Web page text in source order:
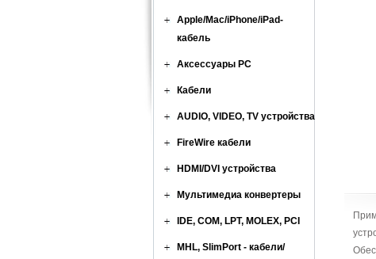
Apple/Mac/iPhone/iPad-
кабель
Аксессуары PC
Кабели
AUDIO, VIDEO, TV устройства
FireWire кабели
HDMI/DVI устройства
Мультимедиа конвертеры
IDE, COM, LPT, MOLEX, PCI
MHL, SlimPort - кабели/